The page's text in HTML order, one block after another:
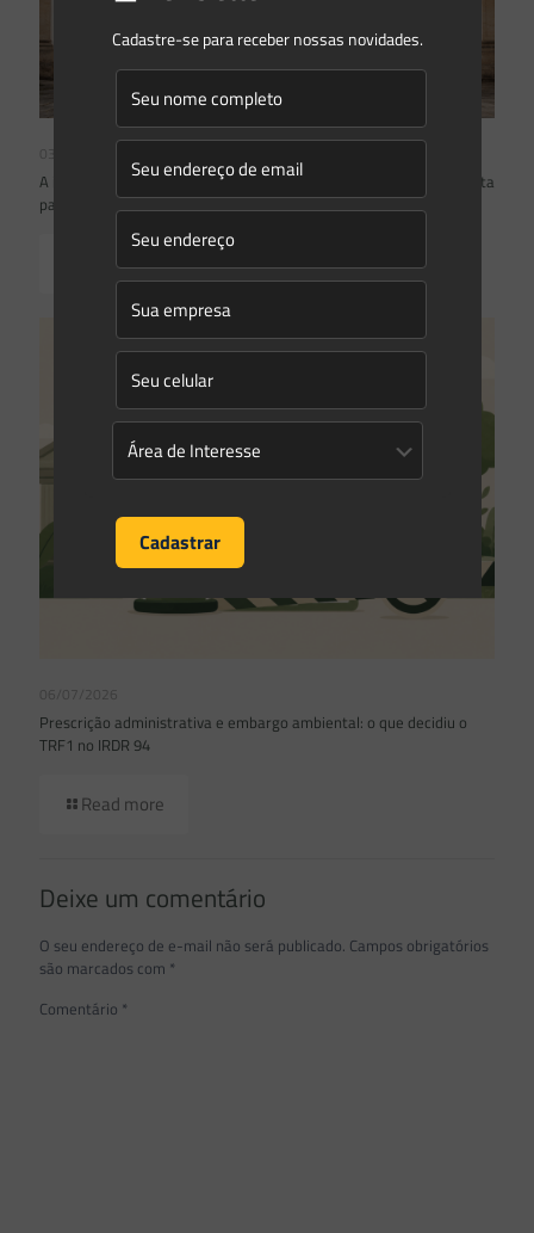
A inclusão de imóvel em inventário de patrimônio cultural não basta
para impor restrições ao direito de propriedade:
Read more
06/07/2026
Prescrição administrativa e embargo ambiental: o que decidiu o
TRF1 no IRDR 94
Read more
Deixe um comentário
O seu endereço de e-mail não será publicado. Campos obrigatórios
são marcados com *
Comentário *
Cadastre-se para receber nossas novidades.